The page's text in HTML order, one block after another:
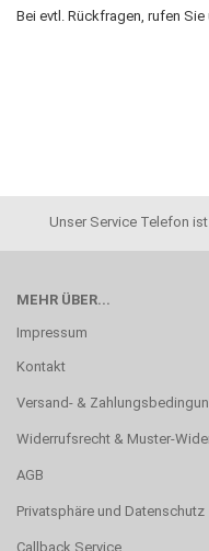
Bei evtl. Rückfragen, rufen Sie
Unser Service Telefon
MEHR ÜBER...
Impressum
Kontakt
Versand- &
Widerrufsrecht & Muster-
AGB
Privatsphäre und Datenschutz
Callback Service